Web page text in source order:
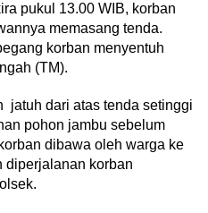
pukul 13.00 WIB, korban
memasang tenda.
korban menyentuh
(TM).
jatuh dari atas tenda setinggi
pohon jambu sebelum
dibawa oleh warga ke
diperjalanan korban